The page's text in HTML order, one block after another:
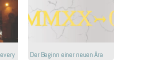
Der Beginn einer neuen Ära